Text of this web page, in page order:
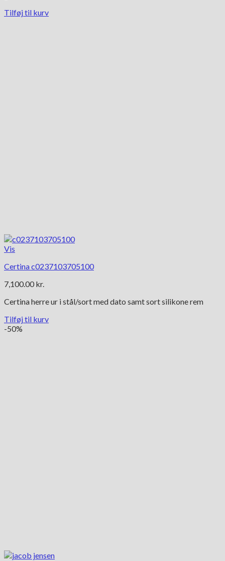
Tilføj til kurv
Vis
Certina c0237103705100
7,100.00 kr.
Certina herre ur i stål/sort med dato samt sort silikone rem
Tilføj til kurv
-50%